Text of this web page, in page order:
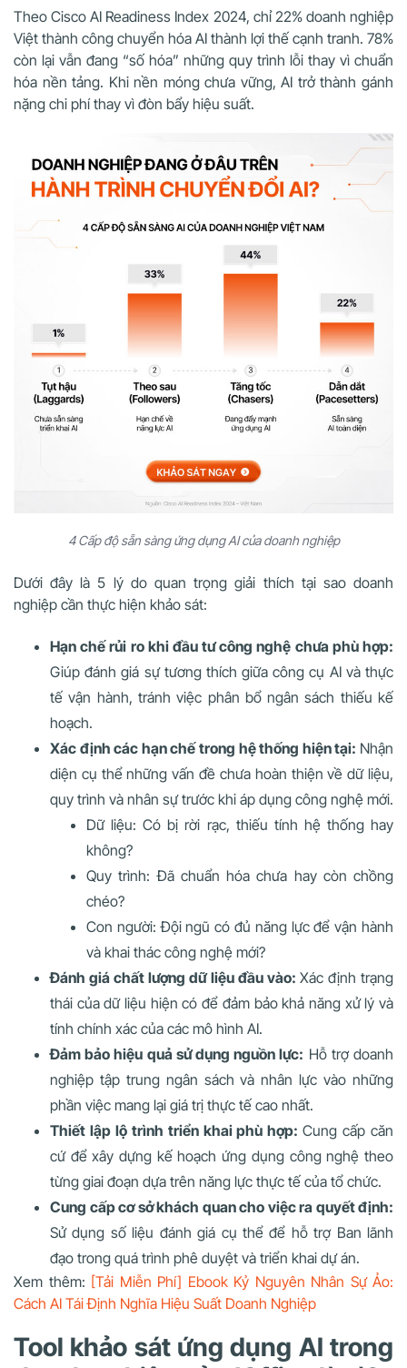
Theo Cisco AI Readiness Index 2024, chỉ 22% doanh nghiệp
Việt thành công chuyển hóa AI thành lợi thế cạnh tranh. 78%
còn lại vẫn đang “số hóa” những quy trình lỗi thay vì chuẩn
hóa nền tảng. Khi nền móng chưa vững, AI trở thành gánh
nặng chi phí thay vì đòn bẩy hiệu suất.
4 Cấp độ sẵn sàng ứng dụng AI của doanh nghiệp
Dưới đây là 5 lý do quan trọng giải thích tại sao doanh
nghiệp cần thực hiện khảo sát:
Hạn chế rủi ro khi đầu tư công nghệ chưa phù hợp:
Giúp đánh giá sự tương thích giữa công cụ AI và thực
tế vận hành, tránh việc phân bổ ngân sách thiếu kế
hoạch.
Xác định các hạn chế trong hệ thống hiện tại: Nhận
diện cụ thể những vấn đề chưa hoàn thiện về dữ liệu,
quy trình và nhân sự trước khi áp dụng công nghệ mới.
Dữ liệu: Có bị rời rạc, thiếu tính hệ thống hay
không?
Quy trình: Đã chuẩn hóa chưa hay còn chồng
chéo?
Con người: Đội ngũ có đủ năng lực để vận hành
và khai thác công nghệ mới?
Đánh giá chất lượng dữ liệu đầu vào: Xác định trạng
thái của dữ liệu hiện có để đảm bảo khả năng xử lý và
tính chính xác của các mô hình AI.
Đảm bảo hiệu quả sử dụng nguồn lực: Hỗ trợ doanh
nghiệp tập trung ngân sách và nhân lực vào những
phần việc mang lại giá trị thực tế cao nhất.
Thiết lập lộ trình triển khai phù hợp:Cung cấp căn
cứ để xây dựng kế hoạch ứng dụng công nghệ theo
từng giai đoạn dựa trên năng lực thực tế của tổ chức.
Cung cấp cơ sở khách quan cho việc ra quyết định:
Sử dụng số liệu đánh giá cụ thể để hỗ trợ Ban lãnh
đạo trong quá trình phê duyệt và triển khai dự án.
Xem thêm: [Tải Miễn Phí] Ebook Kỷ Nguyên Nhân Sự Ảo:
Cách AI Tái Định Nghĩa Hiệu Suất Doanh Nghiệp
Tool khảo sát ứng dụng AI trong